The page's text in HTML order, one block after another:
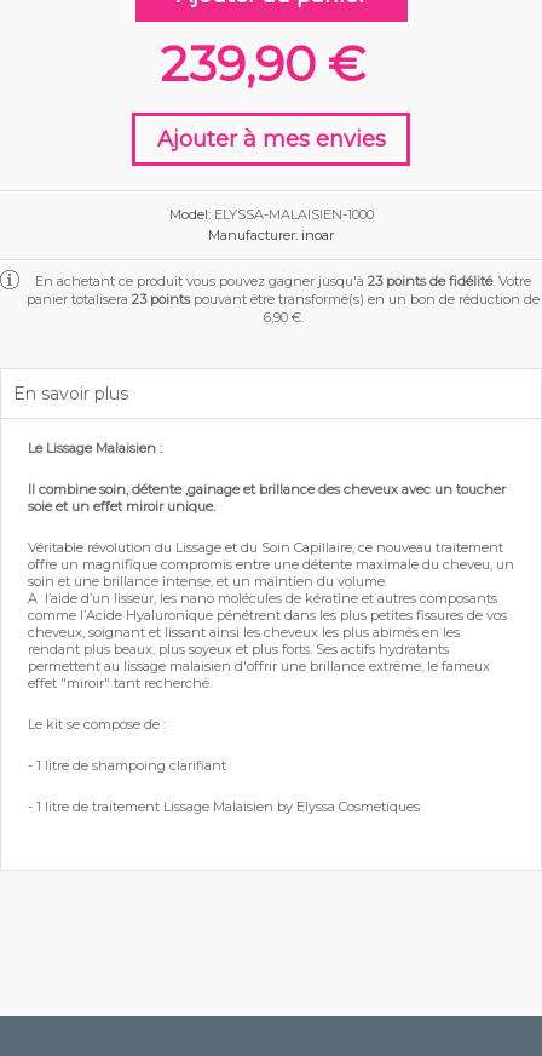
VOGUE COSMETICS
239,90 €
Ajouter à mes envies
Model: ELYSSA-MALAISIEN-1000
Manufacturer: inoar
En achetant ce produit vous pouvez gagner jusqu'à 23points de fidélité. Votre
panier totalisera 23pointspouvant être transformé(s) en un bon de réduction de
6,90 €.
En savoir plus
Le Lissage Malaisien :
Il combine soin, détente ,gainage et brillance des cheveux avec un toucher
soie et un effet miroir unique.
Véritable révolution du Lissage et du Soin Capillaire, ce nouveau traitement
offre un magnifique compromis entre une détente maximale du cheveu, un
soin et une brillance intense, et un maintien du volume.
A l’aide d’un lisseur, les nano molécules de kératine et autres composants
comme l’Acide Hyaluronique pénétrent dans les plus petites fissures de vos
cheveux, soignant et lissant ainsi les cheveux les plus abimés en les
rendant plus beaux, plus soyeux et plus forts. Ses actifs hydratants
permettent au lissage malaisien d'offrir une brillance extrême, le fameux
effet "miroir" tant recherché.
Le kit se compose de :
- 1 litre de shampoing clarifiant
- 1 litre de traitement Lissage Malaisien by Elyssa Cosmetiques